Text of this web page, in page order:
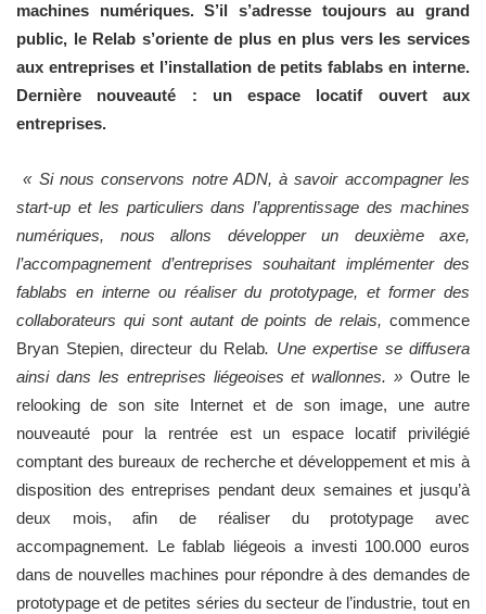
machines numériques. S’il s’adresse toujours au grand
public, le Relab s’oriente de plus en plus vers les services
aux entreprises et l’installation de petits fablabs en interne.
Dernière nouveauté : un espace locatif ouvert aux
entreprises.
« Si nous conservons notre ADN, à savoir accompagner les
start-up et les particuliers dans l’apprentissage des machines
numériques, nous allons développer un deuxième axe,
l’accompagnement d’entreprises souhaitant implémenter des
fablabs en interne ou réaliser du prototypage, et former des
collaborateurs qui sont autant de points de relais, commence
Bryan Stepien, directeur du Relab. Une expertise se diffusera
ainsi dans les entreprises liégeoises et wallonnes. » Outre le
relooking de son site Internet et de son image, une autre
nouveauté pour la rentrée est un espace locatif privilégié
comptant des bureaux de recherche et développement et mis à
disposition des entreprises pendant deux semaines et jusqu’à
deux mois, afin de réaliser du prototypage avec
accompagnement. Le fablab liégeois a investi 100.000 euros
dans de nouvelles machines pour répondre à des demandes de
prototypage et de petites séries du secteur de l’industrie, tout en